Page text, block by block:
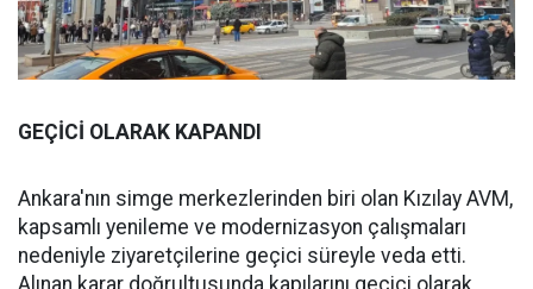
GEÇİCİ OLARAK KAPANDI
Ankara'nın simge merkezlerinden biri olan Kızılay AVM,
kapsamlı yenileme ve modernizasyon çalışmaları
nedeniyle ziyaretçilerine geçici süreyle veda etti.
Alınan karar doğrultusunda kapılarını geçici olarak